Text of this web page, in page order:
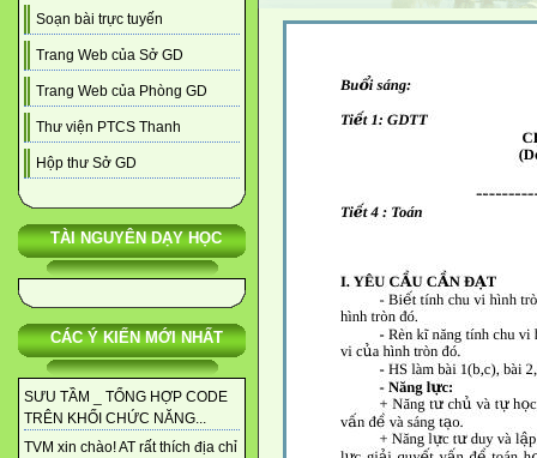
Soạn bài trực tuyến
Trang Web của Sở GD
Trang Web của Phòng GD
Thư viện PTCS Thanh
Hộp thư Sở GD
TÀI NGUYÊN DẠY HỌC
CÁC Ý KIẾN MỚI NHẤT
SƯU TẦM _ TỔNG HỢP CODE
TRÊN KHỐI CHỨC NĂNG...
TVM xin chào! AT rất thích địa chỉ